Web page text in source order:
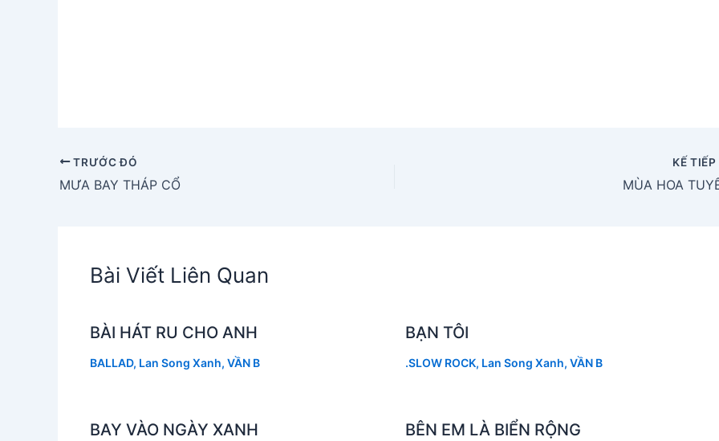
TRƯỚC ĐÓ
MƯA BAY THÁP CỔ
KẾ TIẾP
MÙA HOA
Bài Viết Liên Quan
BÀI HÁT RU CHO ANH
BALLAD, Lan Song Xanh, VẦN B
BẠN TÔI
.SLOW ROCK, Lan Song Xanh, VẦN B
BAY VÀO NGÀY XANH BÊN EM LÀ BIỂN RỘNG